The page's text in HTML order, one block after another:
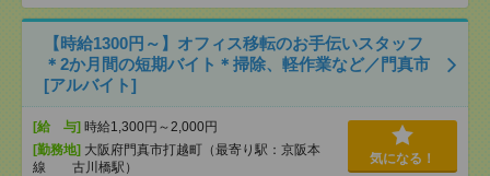
【時給1300円～】オフィス移転のお手伝いスタッフ
＊2か月間の短期バイト＊掃除、軽作業など／門真市
[アルバイト]
[給 与] 時給1,300円～2,000円
[勤務地] 大阪府門真市打越町（最寄り駅：京阪本
線 古川橋駅）
気になる！